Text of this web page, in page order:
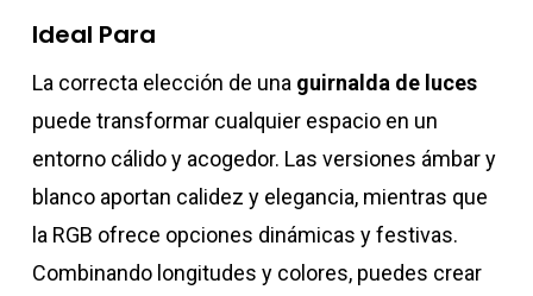
Ideal Para
La correcta elección de una guirnalda de luces
puede transformar cualquier espacio en un
entorno cálido y acogedor. Las versiones ámbar y
blanco aportan calidez y elegancia, mientras que
la RGB ofrece opciones dinámicas y festivas.
Combinando longitudes y colores, puedes crear